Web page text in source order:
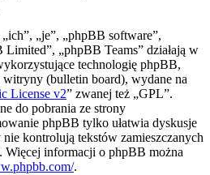
„je”, „phpBB software”,
„phpBB Teams” działają w
technologię phpBB,
(bulletin board), wydane na
License v2” zwanej też „GPL”.
do pobrania ze strony
phpBB tylko ułatwia dyskusje
kontrolują tekstów zamieszczanych
Więcej informacji o phpBB można
.